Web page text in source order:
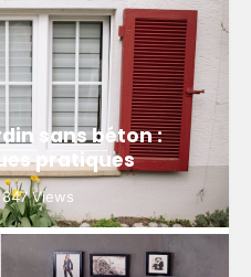
sans béton :
pratiques
847 Views